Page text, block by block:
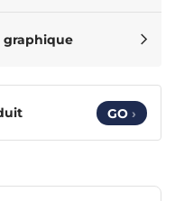
GO ›
graphique